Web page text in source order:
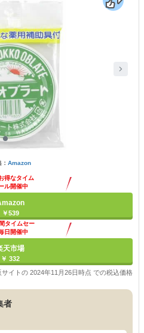
Amazon
得なタイム
ル開催中
￥539
タイムセー
日開催中
天市場
￥ 332
イトの 2024年11月26日時点 での税込価格
者